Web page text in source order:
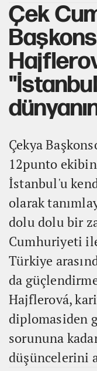
Çek
Çekya
12punto
İstanbul'u
olarak
dolu dolu bir
Cumhuriyeti
Türkiye
da
Hajflerová,
diplomasiden
sorununa
düşüncelerini